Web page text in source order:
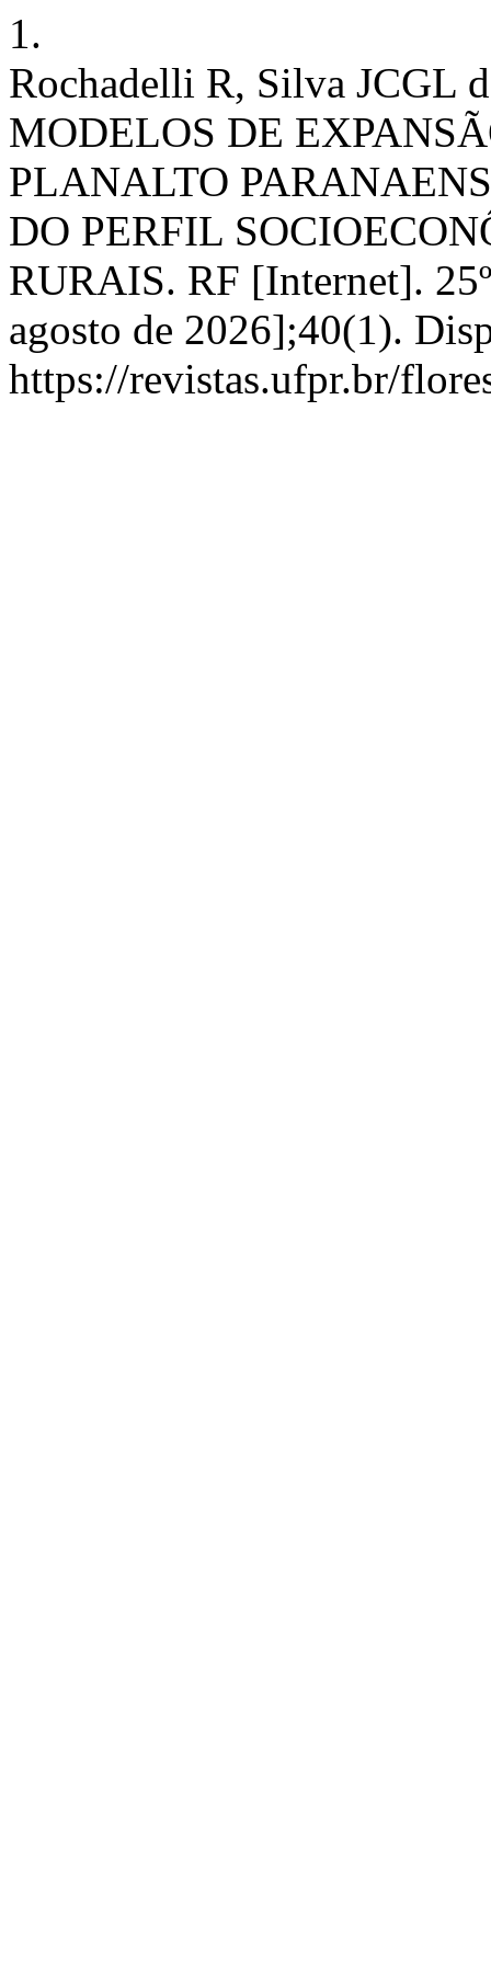
1.
Rochadelli R, Silva JCGL
MODELOS DE
PLANALTO
DO PERFIL
RURAIS. RF [Internet].
agosto de 2026];40(1).
https://revistas.ufpr.br/